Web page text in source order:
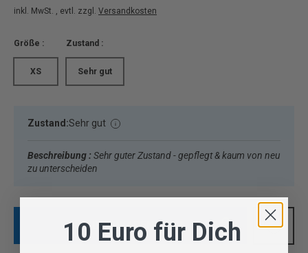
inkl. MwSt. , evtl. zzgl. Versandkosten
Größe :
XS
Zustand :
Sehr gut
Zustand:Sehr gut
Beschreibung : Sehr guter Zustand - gepflegt & kaum von neu
zu unterscheiden
IN DEN WARENKORB
10 Euro für Dich